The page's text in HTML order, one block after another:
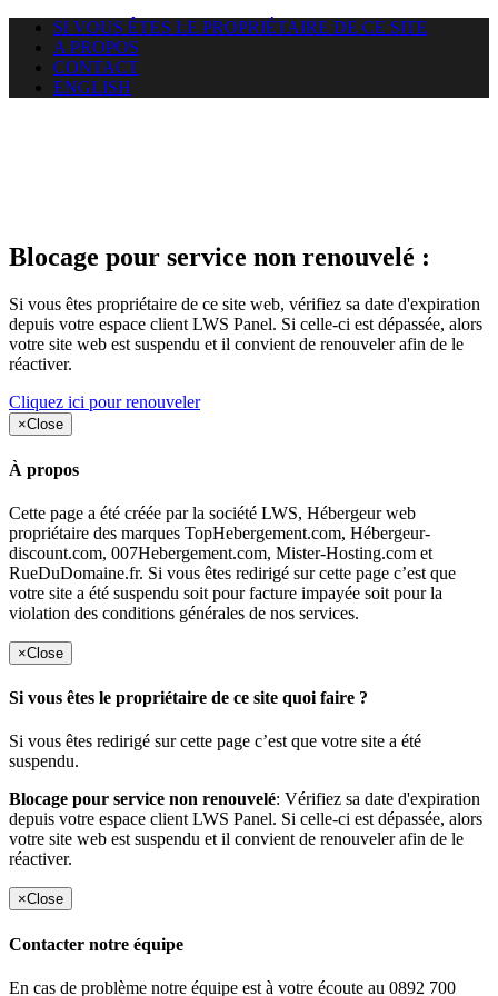
SI VOUS ÊTES LE PROPRIÉTAIRE DE CE SITE
A PROPOS
CONTACT
ENGLISH
Blocage pour service non renouvelé :
Si vous êtes propriétaire de ce site web, vérifiez sa date d'expiration
depuis votre espace client LWS Panel. Si celle-ci est dépassée, alors
votre site web est suspendu et il convient de renouveler afin de le
réactiver.
Cliquez ici pour renouveler
×Close
À propos
Cette page a été créée par la société LWS, Hébergeur web
propriétaire des marques TopHebergement.com, Hébergeur-
discount.com, 007Hebergement.com, Mister-Hosting.com et
RueDuDomaine.fr. Si vous êtes redirigé sur cette page c’est que
votre site a été suspendu soit pour facture impayée soit pour la
violation des conditions générales de nos services.
×Close
Si vous êtes le propriétaire de ce site quoi faire ?
Si vous êtes redirigé sur cette page c’est que votre site a été
suspendu.
Blocage pour service non renouvelé: Vérifiez sa date d'expiration
depuis votre espace client LWS Panel. Si celle-ci est dépassée, alors
votre site web est suspendu et il convient de renouveler afin de le
réactiver.
×Close
Contacter notre équipe
En cas de problème notre équipe est à votre écoute au 0892 700